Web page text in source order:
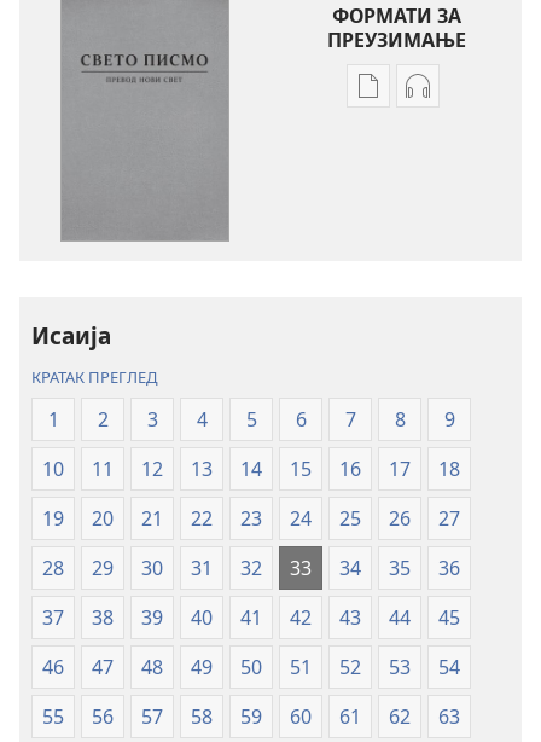
ФОРМАТИ ЗА
ПРЕУЗИМАЊЕ
Формати
(ревидирано
издање
2019)
Формати
(ревидирано
издање
2019)
Исаија
КРАТАК ПРЕГЛЕД
1 2 3 4 5 6 7 8
9
10
11 12 13 14 15 16 17
18
19
20 21 22 23 24 25 26
27
28
29 30 31 32 33 34 35
36
37
38 39 40 41 42 43 44
45
46
47 48 49 50 51 52 53
54
55
56 57 58 59 60 61 62
63